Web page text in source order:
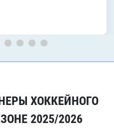
ХОККЕЙНОГО
2025/2026